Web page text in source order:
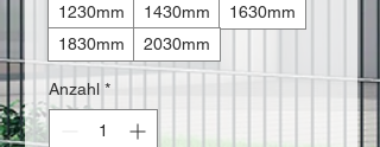
1230mm
1430mm
1630mm
1830mm
2030mm
Anzahl *